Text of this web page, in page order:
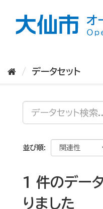
データセット
並び順
1 件のデー
りました